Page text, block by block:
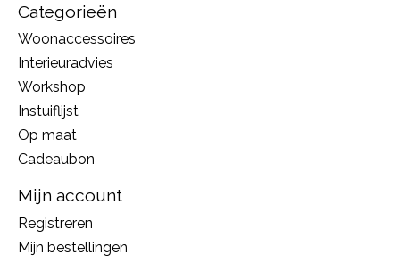
Categorieën
Woonaccessoires
Interieuradvies
Workshop
Instuiflijst
Op maat
Cadeaubon
Mijn account
Registreren
Mijn bestellingen